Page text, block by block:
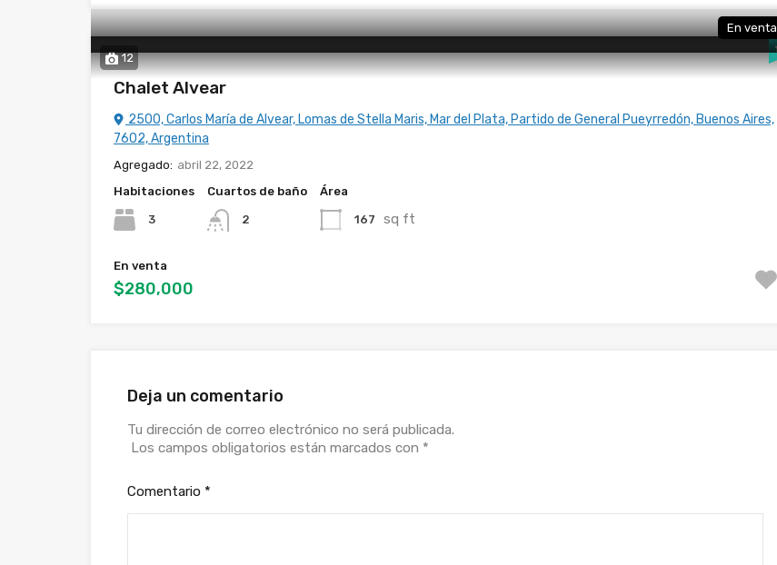
12
En venta
Chalet Alvear
2500, Carlos María de Alvear, Lomas de Stella Maris, Mar del Plata, Partido de General Pueyrredón, Buenos Aires,
7602, Argentina
Agregado: abril 22, 2022
Habitaciones
3
Cuartos de baño
2
Área
167 sq ft
En venta
$280,000
Deja un comentario
Tu dirección de correo electrónico no será publicada.
Los campos obligatorios están marcados con *
Comentario *